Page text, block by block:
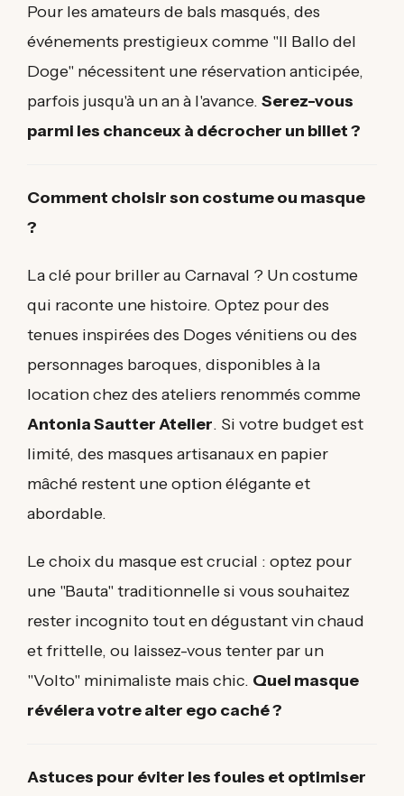
Pour les amateurs de bals masqués, des
événements prestigieux comme "Il Ballo del
Doge" nécessitent une réservation anticipée,
parfois jusqu'à un an à l'avance. Serez-vous
parmi les chanceux à décrocher un billet ?
Comment choisir son costume ou masque
?
La clé pour briller au Carnaval ? Un costume
qui raconte une histoire. Optez pour des
tenues inspirées des Doges vénitiens ou des
personnages baroques, disponibles à la
location chez des ateliers renommés comme
Antonia Sautter Atelier. Si votre budget est
limité, des masques artisanaux en papier
mâché restent une option élégante et
abordable.
Le choix du masque est crucial : optez pour
une "Bauta" traditionnelle si vous souhaitez
rester incognito tout en dégustant vin chaud
et frittelle, ou laissez-vous tenter par un
"Volto" minimaliste mais chic. Quel masque
révélera votre alter ego caché ?
Astuces pour éviter les foules et optimiser